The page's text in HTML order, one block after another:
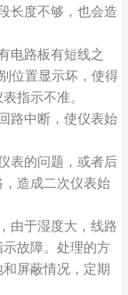
长度不够，也会造
电路板有短线之
位置显示坏，使得
指示不准。
路中断，使仪表始
表的问题，或者后
造成二次仪表始
由于湿度大，线路
故障。处理的方
屏蔽情况，定期